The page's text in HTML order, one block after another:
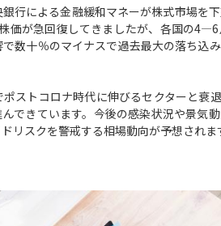
行による金融緩和マネーが株式市場を
価が急回復してきましたが、各国の
数十％のマイナスで過去最大の落ち込
ストコロナ時代に伸びるセクターと衰
できています。今後の感染状況や景気
リスクを警戒する相場動向が予想されま